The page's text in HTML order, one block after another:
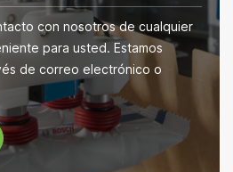
con nosotros de cualquier
para usted. Estamos
de correo electrónico o